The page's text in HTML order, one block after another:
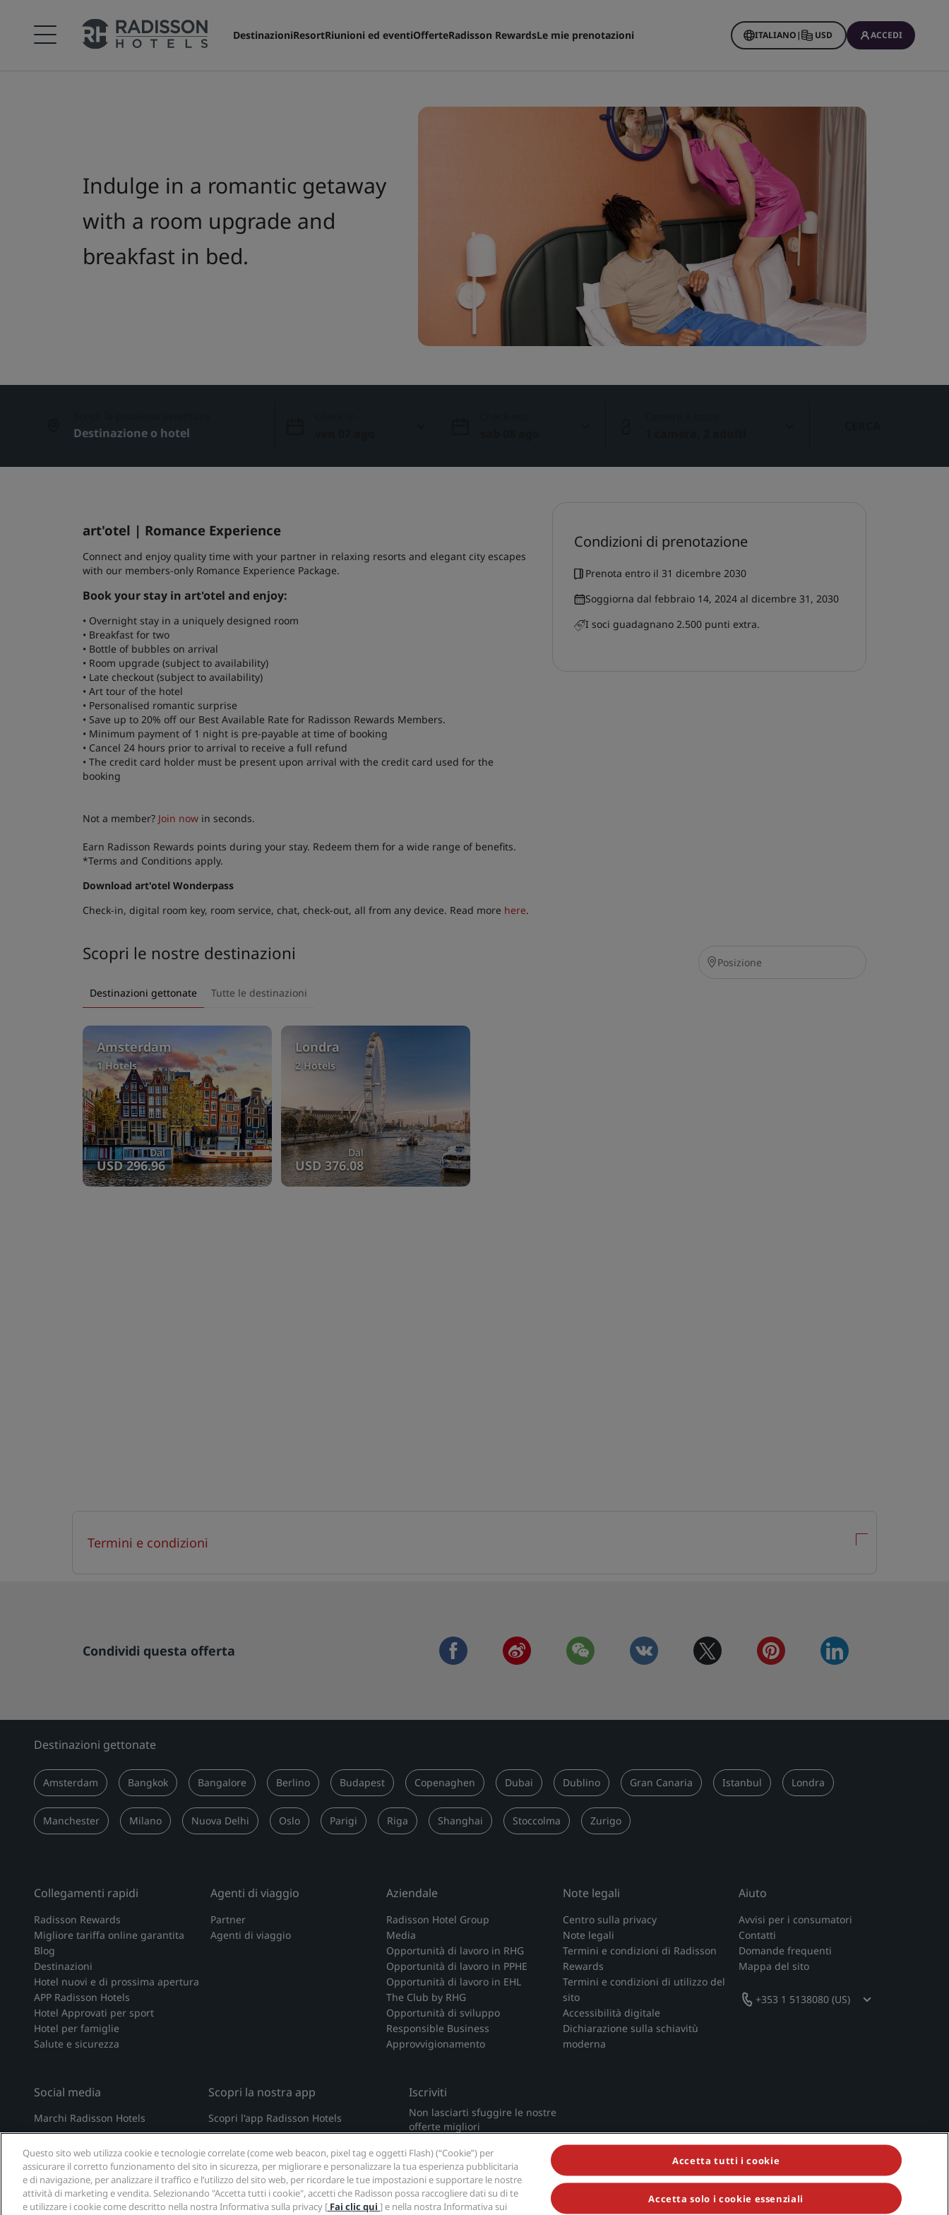
DestinazioniResortRiunioni ed eventiOfferteRadisson RewardsLe mie prenotazioni ITALIANO| USD ACCEDI
Indulge in a romantic getaway
with a room upgrade and
breakfast in bed.
art'otel | Romance Experience
Connect and enjoy quality time with your partner in relaxing resorts and elegant city escapes
with our members-only Romance Experience Package.
Book your stay in art'otel and enjoy:
• Overnight stay in a uniquely designed room
• Breakfast for two
• Bottle of bubbles on arrival
• Room upgrade (subject to availability)
• Late checkout (subject to availability)
• Art tour of the hotel
• Personalised romantic surprise
• Save up to 20% off our Best Available Rate for Radisson Rewards Members.
• Minimum payment of 1 night is pre-payable at time of booking
• Cancel 24 hours prior to arrival to receive a full refund
• The credit card holder must be present upon arrival with the credit card used for the
booking
Not a member? Join now in seconds.
Earn Radisson Rewards points during your stay. Redeem them for a wide range of benefits.
*Terms and Conditions apply.
Download art'otel Wonderpass
Check-in, digital room key, room service, chat, check-out, all from any device. Read more here.
Condizioni di prenotazione
Prenota entro il 31 dicembre 2030
Soggiorna dal febbraio 14, 2024 al dicembre 31, 2030
I soci guadagnano 2.500 punti extra.
Scopri le nostre destinazioni
Destinazioni gettonate Tutte le destinazioni
Amsterdam
1 Hotels
Dal
USD 296.96
Londra
2 Hotels
Dal
USD 376.08
Termini e condizioni
Condividi questa offerta facebook weibo wechat vkontakte twitter pinterest linkedin
Destinazioni gettonate
Amsterdam Bangkok Bangalore Berlino Budapest Copenaghen Dubai Dublino Gran Canaria Istanbul Londra
Manchester Milano Nuova Delhi Oslo Parigi Riga Shanghai Stoccolma Zurigo
Collegamenti rapidi
Radisson Rewards
Migliore tariffa online garantita
Blog
Destinazioni
Hotel nuovi e di prossima apertura
APP Radisson Hotels
Hotel Approvati per sport
Hotel per famiglie
Salute e sicurezza
Agenti di viaggio
Partner
Agenti di viaggio
Aziendale
Radisson Hotel Group
Media
Opportunità di lavoro in RHG
Opportunità di lavoro in PPHE
Opportunità di lavoro in EHL
The Club by RHG
Opportunità di sviluppo
Responsible Business
Approvvigionamento
Note legali
Centro sulla privacy
Note legali
Termini e condizioni di Radisson
Rewards
Termini e condizioni di utilizzo del
sito
Accessibilità digitale
Dichiarazione sulla schiavitù
moderna
Aiuto
Avvisi per i consumatori
Contatti
Domande frequenti
Mappa del sito
+353 1 5138080 (US)
Social media
Marchi Radisson Hotels
Scopri la nostra app
Scopri l'app Radisson Hotels
Iscriviti
Non lasciarti sfuggire le nostre
offerte migliori
Questo sito web utilizza cookie e tecnologie correlate (come web beacon, pixel tag e oggetti Flash) (“Cookie”) per
assicurare il corretto funzionamento del sito in sicurezza, per migliorare e personalizzare la tua esperienza pubblicitaria
e di navigazione, per analizzare il traffico e l’utilizzo del sito web, per ricordare le tue impostazioni e supportare le nostre
attività di marketing e vendita. Selezionando "Accetta tutti i cookie", accetti che Radisson possa raccogliere dati su di te
e utilizzare i cookie come descritto nella nostra Informativa sulla privacy [ Fai clic qui ] e nella nostra Informativa sui
Accetta tutti i cookie
Accetta solo i cookie essenziali